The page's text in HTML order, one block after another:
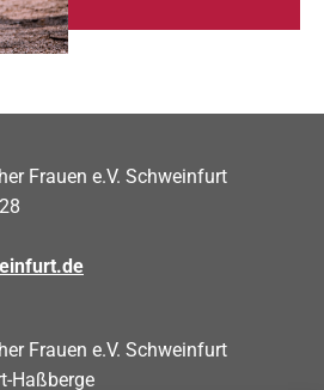
Frauen e.V. Schweinfurt
Frauen e.V. Schweinfurt
Haßberge